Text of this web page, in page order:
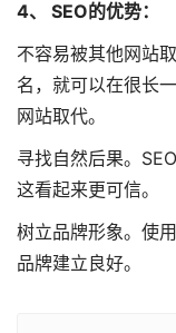
4、 SEO的优势：
不容易被其他网站
名，就可以在很长
网站取代。
寻找自然后果。
这看起来更可信。
树立品牌形象。使
品牌建立良好。